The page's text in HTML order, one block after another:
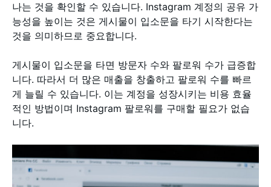
나는 것을 확인할 수 있습니다. Instagram 계정의 공유 가
능성을 높이는 것은 게시물이 입소문을 타기 시작한다는
것을 의미하므로 중요합니다.
게시물이 입소문을 타면 방문자 수와 팔로워 수가 급증합
니다. 따라서 더 많은 매출을 창출하고 팔로워 수를 빠르
게 늘릴 수 있습니다. 이는 계정을 성장시키는 비용 효율
적인 방법이며 Instagram 팔로워를 구매할 필요가 없습
니다.